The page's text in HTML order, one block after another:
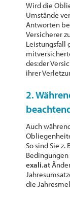
Wird die
Umstände
Antworten
Versicherer
Leistungsfall
des:der
ihrer
2.
Auch
So sind Sie
exali.at
die